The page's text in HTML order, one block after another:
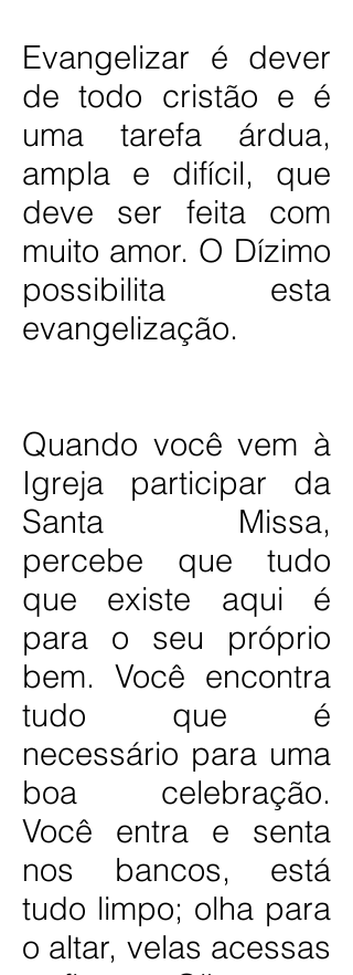
Evangelizar é dever
de todo cristão e é
uma tarefa árdua,
ampla e difícil, que
deve ser feita com
muito amor. O Dízimo
possibilita esta
evangelização.
Quando você vem à
Igreja participar da
Santa Missa,
percebe que tudo
que existe aqui é
para o seu próprio
bem. Você encontra
tudo que é
necessário para uma
boa celebração.
Você entra e senta
nos bancos, está
tudo limpo; olha para
o altar, velas acessas